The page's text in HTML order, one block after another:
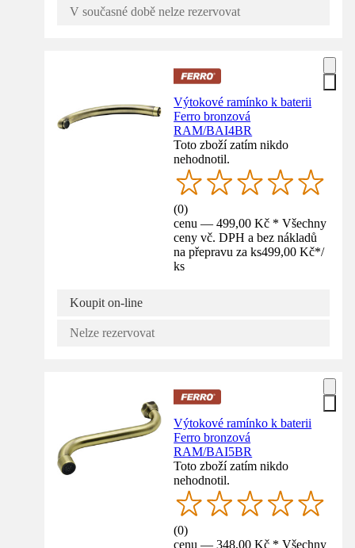
V současné době nelze rezervovat
Výtokové ramínko k baterii
Ferro bronzová
RAM/BAI4BR
Toto zboží zatím nikdo
nehodnotil.
(0)
cenu — 499,00 Kč * Všechny
ceny vč. DPH a bez nákladů
na přepravu za ks499,00 Kč*/
ks
Koupit on-line
Nelze rezervovat
Výtokové ramínko k baterii
Ferro bronzová
RAM/BAI5BR
Toto zboží zatím nikdo
nehodnotil.
(0)
cenu — 348,00 Kč * Všechny